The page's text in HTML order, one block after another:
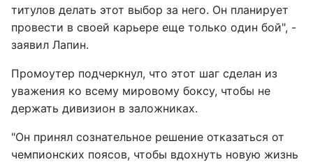
титулов делать этот выбор за него. Он планирует
провести в своей карьере еще только один бой", -
заявил Лапин.
Промоутер подчеркнул, что этот шаг сделан из
уважения ко всему мировому боксу, чтобы не
держать дивизион в заложниках.
"Он принял сознательное решение отказаться от
чемпионских поясов, чтобы вдохнуть новую жизнь